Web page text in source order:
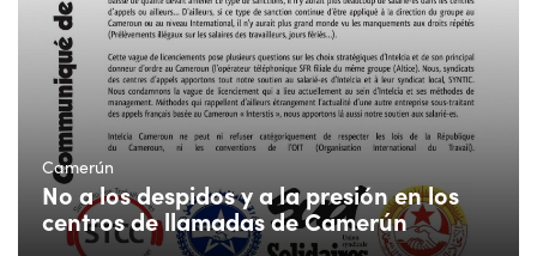
Camerún
No a los despidos y a la presión en los
centros de llamadas de Camerún